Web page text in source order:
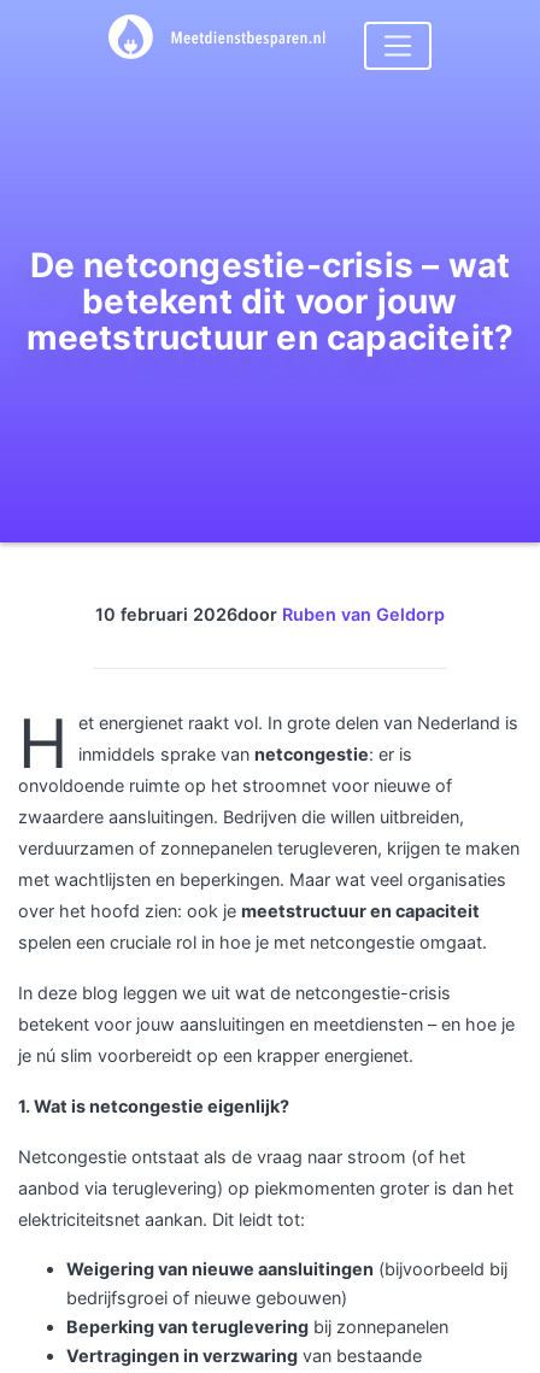
De netcongestie-crisis – wat
betekent dit voor jouw
meetstructuur en capaciteit?
10 februari 2026door Ruben van Geldorp
H
et energienet raakt vol. In grote delen van Nederland is
inmiddels sprake van netcongestie: er is
onvoldoende ruimte op het stroomnet voor nieuwe of
zwaardere aansluitingen. Bedrijven die willen uitbreiden,
verduurzamen of zonnepanelen terugleveren, krijgen te maken
met wachtlijsten en beperkingen. Maar wat veel organisaties
over het hoofd zien: ook je meetstructuur en capaciteit
spelen een cruciale rol in hoe je met netcongestie omgaat.
In deze blog leggen we uit wat de netcongestie-crisis
betekent voor jouw aansluitingen en meetdiensten – en hoe je
je nú slim voorbereidt op een krapper energienet.
1. Wat is netcongestie eigenlijk?
Netcongestie ontstaat als de vraag naar stroom (of het
aanbod via teruglevering) op piekmomenten groter is dan het
elektriciteitsnet aankan. Dit leidt tot:
Weigering van nieuwe aansluitingen (bijvoorbeeld bij
bedrijfsgroei of nieuwe gebouwen)
Beperking van teruglevering bij zonnepanelen
Vertragingen in verzwaring van bestaande